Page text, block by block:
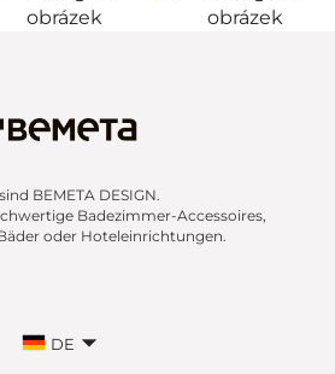
BEMETA DESIGN.
Badezimmer-Accessoires,
oder Hoteleinrichtungen.
DE